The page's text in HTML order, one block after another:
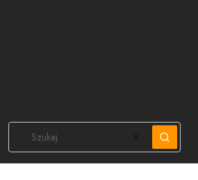
OFERTA
WyczyśćSzukaj